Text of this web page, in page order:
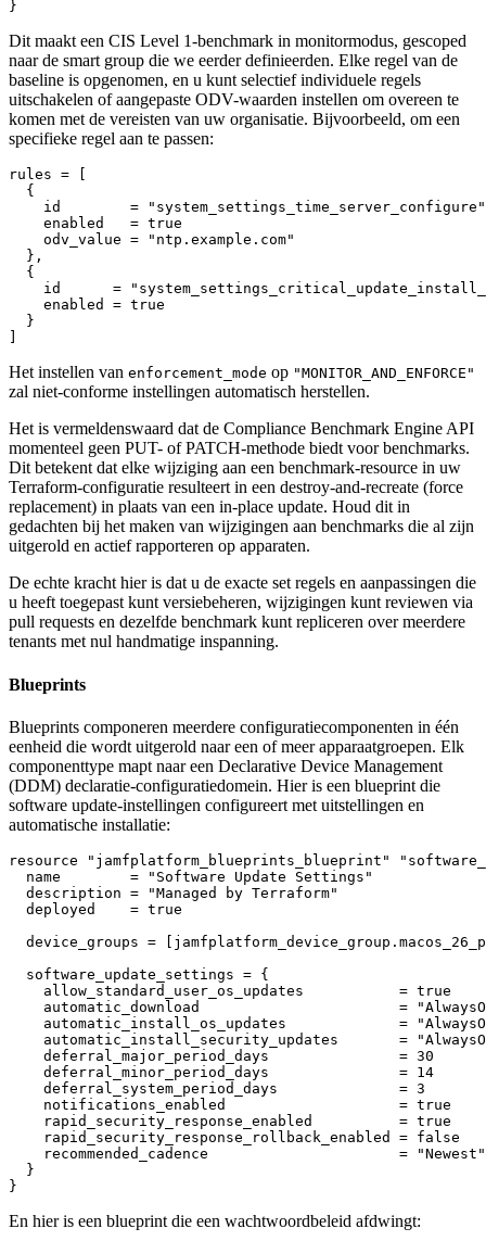
Dit maakt een CIS Level 1-benchmark in monitormodus, gescoped
naar de smart group die we eerder definieerden. Elke regel van de
baseline is opgenomen, en u kunt selectief individuele regels
uitschakelen of aangepaste ODV-waarden instellen om overeen te
komen met de vereisten van uw organisatie. Bijvoorbeeld, om een
specifieke regel aan te passen:
rules = [
  {
    id        = "system_settings_time_server_configure"
    enabled   = true
    odv_value = "ntp.example.com"
  },
  {
id      =
    enabled = true
  }
Het instellen van enforcement_mode op "MONITOR_AND_ENFORCE"
zal niet-conforme instellingen automatisch herstellen.
Het is vermeldenswaard dat de Compliance Benchmark Engine API
momenteel geen PUT- of PATCH-methode biedt voor benchmarks.
Dit betekent dat elke wijziging aan een benchmark-resource in uw
Terraform-configuratie resulteert in een destroy-and-recreate (force
replacement) in plaats van een in-place update. Houd dit in
gedachten bij het maken van wijzigingen aan benchmarks die al zijn
uitgerold en actief rapporteren op apparaten.
De echte kracht hier is dat u de exacte set regels en aanpassingen die
u heeft toegepast kunt versiebeheren, wijzigingen kunt reviewen via
pull requests en dezelfde benchmark kunt repliceren over meerdere
tenants met nul handmatige inspanning.
Blueprints
Blueprints componeren meerdere configuratiecomponenten in één
eenheid die wordt uitgerold naar een of meer apparaatgroepen. Elk
componenttype mapt naar een Declarative Device Management
(DDM) declaratie-configuratiedomein. Hier is een blueprint die
software update-instellingen configureert met uitstellingen en
automatische installatie:
resource "jamfplatform_blueprints_blueprint"
  name        = "Software Update Settings"
  description = "Managed by Terraform"
  deployed    = true
device_groups =
  software_update_settings = {
    allow_standard_user_os_updates           = true
automatic_download                       =
automatic_install_os_updates             =
automatic_install_security_updates       =
    deferral_major_period_days               = 30
    deferral_minor_period_days               = 14
    deferral_system_period_days              = 3
    notifications_enabled                    = true
    rapid_security_response_enabled          = true
    rapid_security_response_rollback_enabled = false
    recommended_cadence                      = "Newest"
  }
En hier is een blueprint die een wachtwoordbeleid afdwingt: